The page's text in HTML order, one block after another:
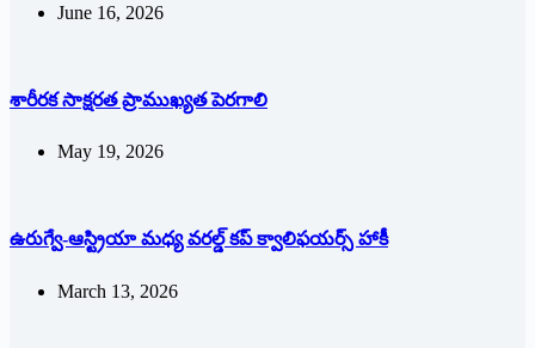
June 16, 2026
శారీరక సాక్షరత ప్రాముఖ్యత పెరగాలి
May 19, 2026
ఉరుగ్వే-ఆస్ట్రియా మధ్య వరల్డ్ కప్ క్వాలిఫయర్స్ హాకీ
March 13, 2026